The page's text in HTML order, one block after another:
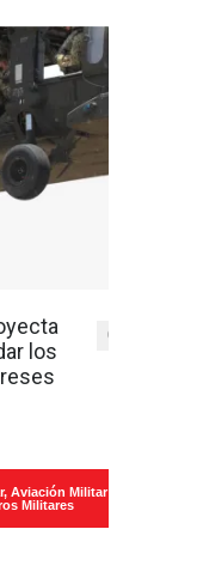
los
0
, Aviación Militar
Militares